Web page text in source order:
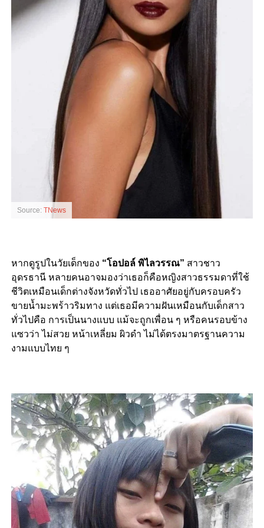
Source: TNews
หากดูรูปในวัยเด็กของ “โอปอล์ พิไลวรรณ” สาวชาว
อุดรธานี หลายคนอาจมองว่าเธอก็คือหญิงสาวธรรมดาที่ใช้
ชีวิตเหมือนเด็กต่างจังหวัดทั่วไป เธออาศัยอยู่กับครอบครัว
ขายน้ำมะพร้าวริมทาง แต่เธอมีความฝันเหมือนกับเด็กสาว
ทั่วไปคือ การเป็นนางแบบ แม้จะถูกเพื่อน ๆ หรือคนรอบข้าง
แซวว่า ไม่สวย หน้าเหลี่ยม ผิวดำ ไม่ได้ตรงมาตรฐานความ
งามแบบไทย ๆ